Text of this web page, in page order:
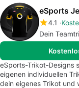
eSports
4.1
Dein
eSports-Trikot-Designs
eigenen individuellen
dein eigenes Trikot und